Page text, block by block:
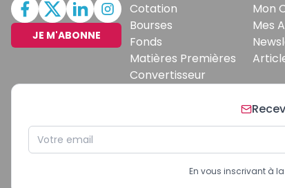
JE M'ABONNE
Cotation
Bourses
Fonds
Matières Premières
Convertisseur
Mon
Mes
En vous inscrivant à